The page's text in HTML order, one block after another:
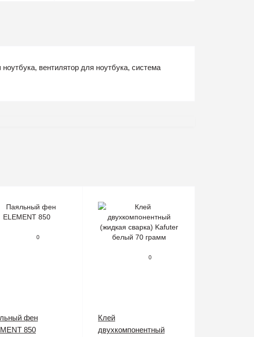
вентилятор для ноутбука, система
0
фен
850
0
Клей
двухкомпонентный